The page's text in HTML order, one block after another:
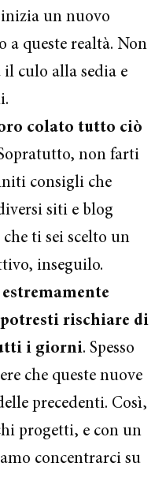
inizia un nuovo
a queste realtà. Non
il culo alla sedia e
colato tutto ciò
non farti
consigli che
siti e blog
ti sei scelto un
inseguilo.
estremamente
rischiare di
i giorni. Spesso
che queste nuove
precedenti. Così,
progetti, e con un
concentrarci su